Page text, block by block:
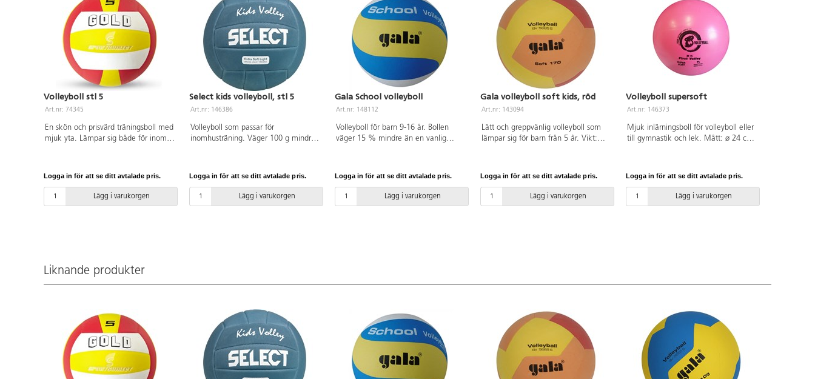
Volleyboll stl 5
Art.nr: 74345
En skön och prisvärd träningsboll med
mjuk yta. Lämpar sig både för inom-
länge som möjligt är det viktigt att
pumpa den rätt, se pdf.
Logga in för att se ditt avtalade pris.
Lägg i varukorgen
Select kids volleyboll, stl 5
Art.nr: 146386
Volleyboll som passar för
inomhusträning. Väger 100 g mindre
EVA-skum.
Logga in för att se ditt avtalade pris.
Lägg i varukorgen
Gala School volleyboll
Art.nr: 148112
Volleyboll för barn 9-16 år. Bollen
väger 15 % mindre än en vanlig
Logga in för att se ditt avtalade pris.
Lägg i varukorgen
Gala volleyboll soft kids, röd
Art.nr: 143094
Lätt och greppvänlig volleyboll som
lämpar sig för barn från 5 år. Vikt:
Logga in för att se ditt avtalade pris.
Lägg i varukorgen
Volleyboll supersoft
Art.nr: 146373
Mjuk inlärningsboll för volleyboll eller
till gymnastik och lek. Mått: ø 24 cm.
Logga in för att se ditt avtalade pris.
Lägg i varukorgen
Liknande produkter